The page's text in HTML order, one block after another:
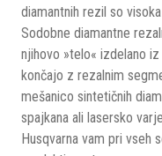
diamantnih rezil so
Sodobne diamantne
njihovo »telo« izdelano
končajo z rezalnim
mešanico sintetičnih
spajkana ali lasersko
Husqvarna vam pri vseh